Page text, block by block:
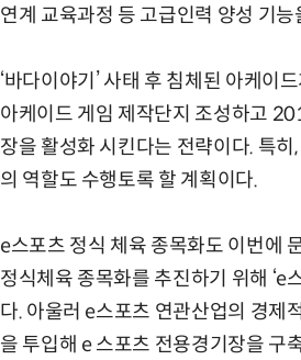
연계 교육과정 등 고급인력 양성 기
‘바다이야기’ 사태 후 침체된 아케이
아케이드 게임 제작단지 조성하고
장을 활성화 시킨다는 전략이다. 특
의 역할도 수행토록 할 계획이다.
e스포츠 정식 체육 종목화도 이번에
정식체육 종목화를 추진하기 위해 ‘e
다. 아울러 e스포츠 연관산업의 경제
을 투입해 e 스포츠 전용경기장을 구